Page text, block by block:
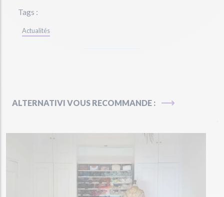
Tags :
Actualités
ALTERNATIVI VOUS RECOMMANDE :